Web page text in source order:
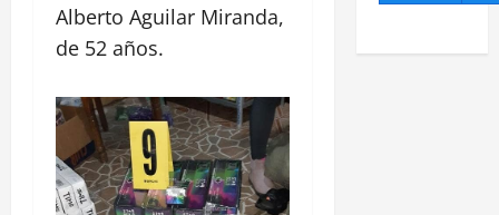
Alberto Aguilar Miranda,
de 52 años.